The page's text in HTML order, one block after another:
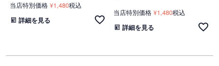
当店特別価格 ¥1,480税込
詳細を見る
当店特別価格 ¥1,480税込
詳細を見る